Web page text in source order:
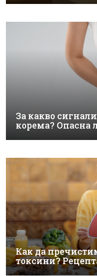
За какво
корема? Опасна
Как да
токсини?